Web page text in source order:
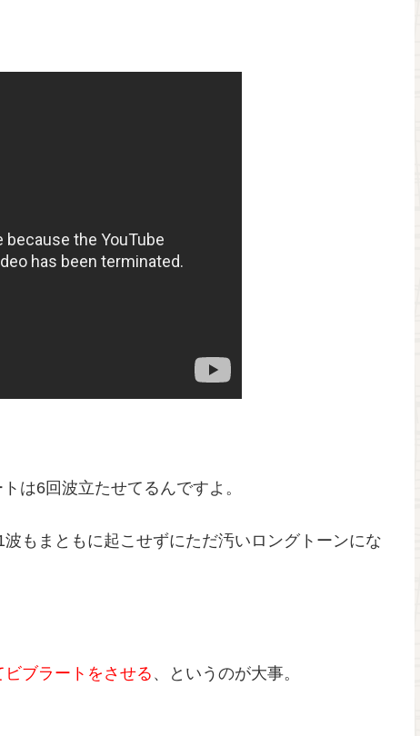
は6回波立たせてるんですよ。
もまともに起こせずにただ汚いロングトーンにな
ブラートをさせる 、というのが大事。